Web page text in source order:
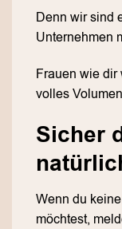
Denn wir sind
Unternehmen
Frauen wie
volles
Sicher
Wenn du
möchtest,